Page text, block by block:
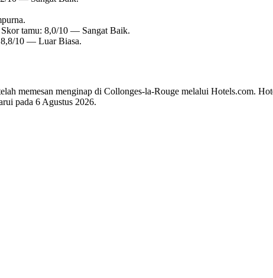
tamu: 8,0/10 — Sangat Baik.
10 — Luar Biasa.
memesan menginap di Collonges-la-Rouge melalui Hotels.com.
pada 6 Agustus 2026.